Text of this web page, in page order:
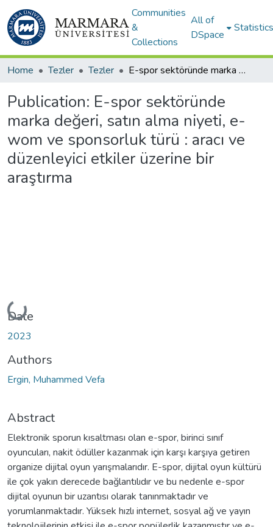
Communities
&
Collections
All of
DSpace
Statistics
Home Tezler Tezler E-spor sektöründe marka değeri, satın alma niyeti, e-wom ve sponsorluk türü : aracı ve düzenleyici etkiler üzerine bir araştırma
Publication: E-spor sektöründe
marka değeri, satın alma niyeti, e-
wom ve sponsorluk türü : aracı ve
düzenleyici etkiler üzerine bir
araştırma
Loading...
Date
2023
Authors
Ergin, Muhammed Vefa
Abstract
Elektronik sporun kısaltması olan e-spor, birinci sınıf
oyuncuları, nakit ödüller kazanmak için karşı karşıya getiren
organize dijital oyun yarışmalarıdır. E-spor, dijital oyun kültürü
ile çok yakın derecede bağlantılıdır ve bu nedenle e-spor
dijital oyunun bir uzantısı olarak tanınmaktadır ve
yorumlanmaktadır. Yüksek hızlı internet, sosyal ağ ve yayın